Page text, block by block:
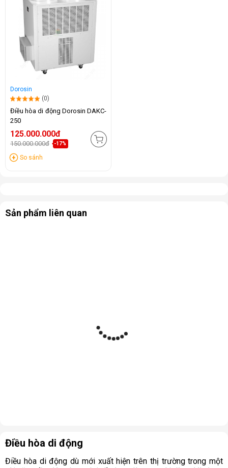
Dorosin
(0)
Điều hòa di động Dorosin DAKC-
250
125.000.000đ
150.000.000đ -17%
So sánh
Sản phẩm liên quan
Điều hòa di động
Điều hòa di động dù mới xuất hiện trên thị trường trong một